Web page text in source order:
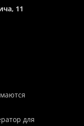
11
для